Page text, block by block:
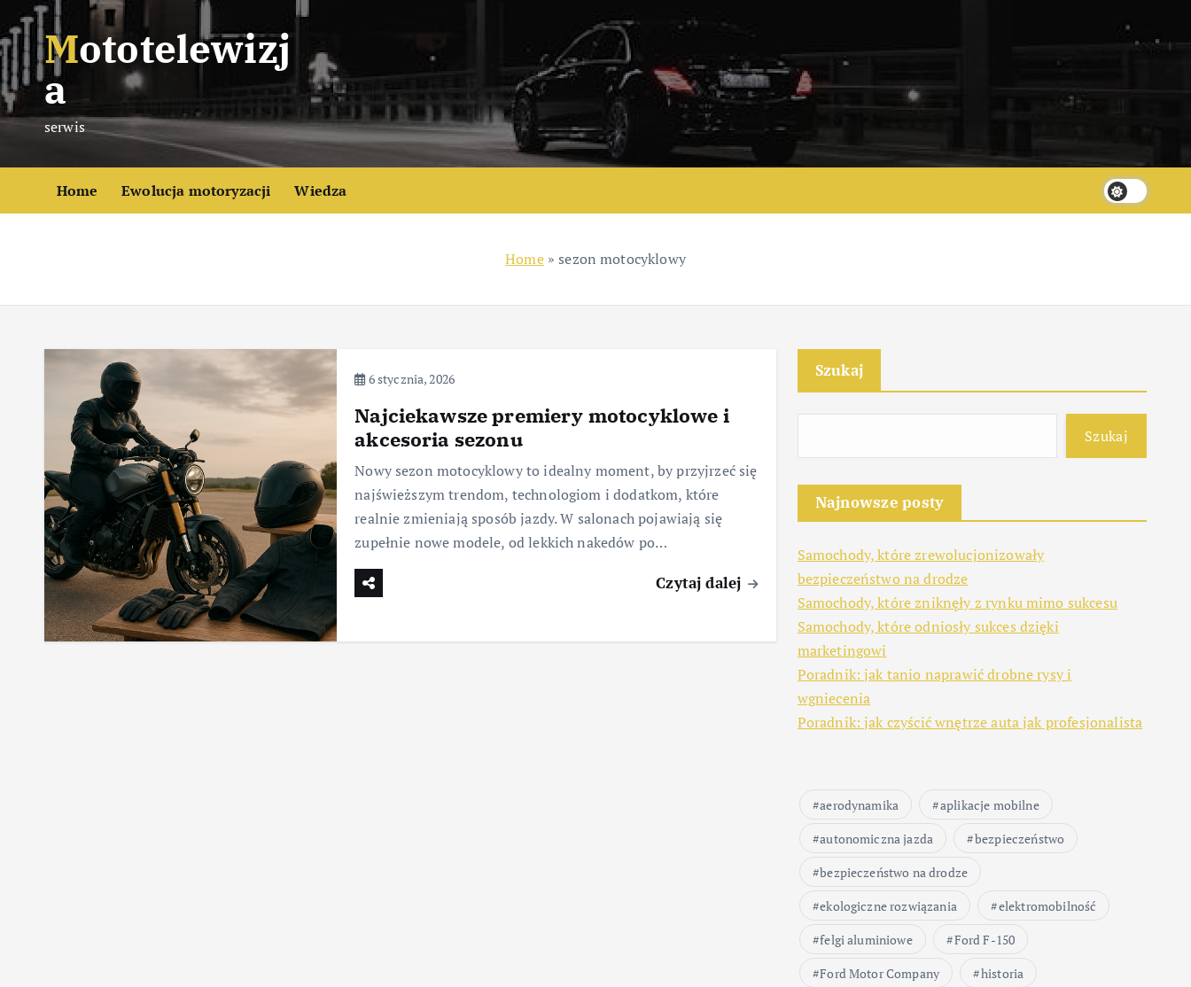
k
i
p
t
Mototelewizj
a
serwis
Home Ewolucja motoryzacji Wiedza
Home»sezon motocyklowy
6 stycznia, 2026
Najciekawsze premiery motocyklowe i
akcesoria sezonu
Nowy sezon motocyklowy to idealny moment, by przyjrzeć się
najświeższym trendom, technologiom i dodatkom, które
realnie zmieniają sposób jazdy. W salonach pojawiają się
zupełnie nowe modele, od lekkich nakedów po…
Czytaj dalej
Szukaj
Szukaj
Najnowsze posty
Samochody, które zrewolucjonizowały
bezpieczeństwo na drodze
Samochody, które zniknęły z rynku mimo sukcesu
Samochody, które odniosły sukces dzięki
marketingowi
Poradnik: jak tanio naprawić drobne rysy i
wgniecenia
Poradnik: jak czyścić wnętrze auta jak profesjonalista
aerodynamika
aplikacje mobilne
autonomiczna jazda
bezpieczeństwo
bezpieczeństwo na drodze
ekologiczne rozwiązania
elektromobilność
felgi aluminiowe
Ford F-150
Ford Motor Company
historia